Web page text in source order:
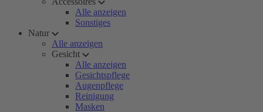
Alle anzeigen
Sonstiges
Natur
Alle anzeigen
Gesicht
Alle anzeigen
Gesichtspflege
Augenpflege
Reinigung
Masken